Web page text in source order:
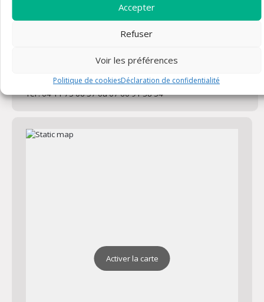
Accepter
Refuser
Voir les préférences
Politique de cookiesDéclaration de confidentialité
Adresse : Église Catholique Saint Laurent 83780 Flayosc
Email : destindhorel@gmail.com
Tel : 04 11 75 06 57 ou 07 60 91 38 54
Activer la carte